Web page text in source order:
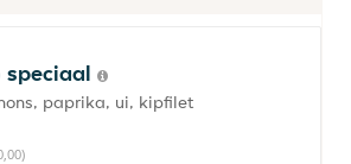
speciaal
paprika, ui, kipfilet